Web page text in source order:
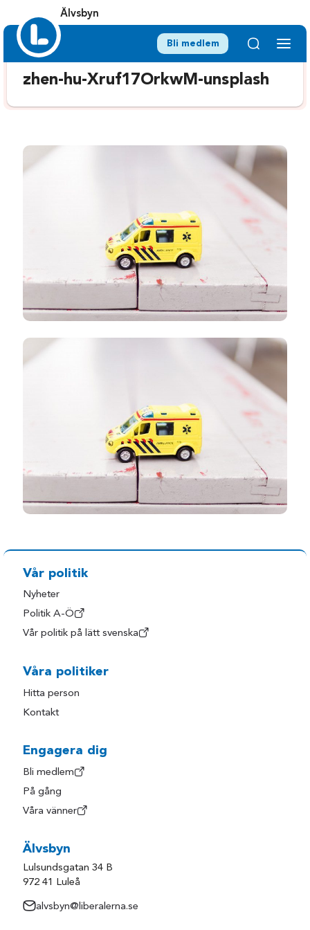
Älvsbyn
Bli medlem
zhen-hu-Xruf17OrkwM-unsplash
Vår politik
Nyheter
Politik A-Ö
Vår politik på lätt svenska
Våra politiker
Hitta person
Kontakt
Engagera dig
Bli medlem
På gång
Våra vänner
Älvsbyn
Lulsundsgatan 34 B
972 41 Luleå
alvsbyn@liberalerna.se